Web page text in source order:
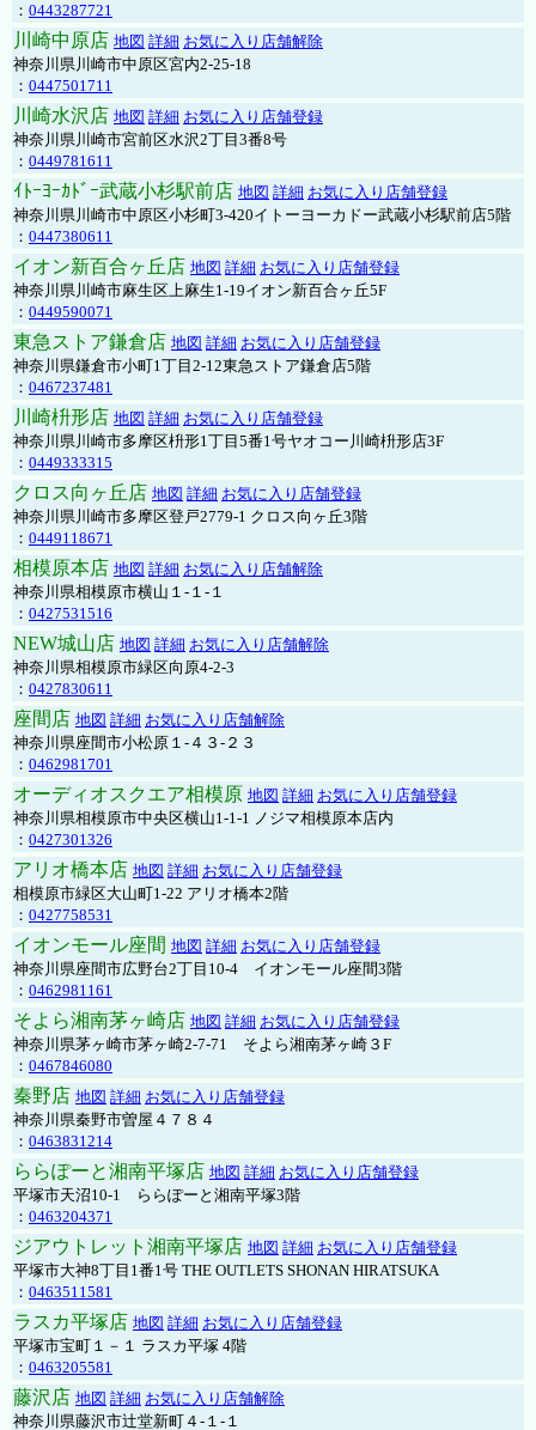
： 0443287721
川崎中原店 地図 詳細 お気に入り店舗解除
神奈川県川崎市中原区宮内2-25-18
： 0447501711
川崎水沢店 地図 詳細 お気に入り店舗登録
神奈川県川崎市宮前区水沢2丁目3番8号
： 0449781611
ｲﾄｰﾖｰｶﾄﾞｰ武蔵小杉駅前店 地図 詳細 お気に入り店舗登録
神奈川県川崎市中原区小杉町3-420イトーヨーカドー武蔵小杉駅前店5階
： 0447380611
イオン新百合ヶ丘店 地図 詳細 お気に入り店舗登録
神奈川県川崎市麻生区上麻生1-19イオン新百合ヶ丘5F
： 0449590071
東急ストア鎌倉店 地図 詳細 お気に入り店舗登録
神奈川県鎌倉市小町1丁目2-12東急ストア鎌倉店5階
： 0467237481
川崎枡形店 地図 詳細 お気に入り店舗登録
神奈川県川崎市多摩区枡形1丁目5番1号ヤオコー川崎枡形店3F
： 0449333315
クロス向ヶ丘店 地図 詳細 お気に入り店舗登録
神奈川県川崎市多摩区登戸2779-1 クロス向ヶ丘3階
： 0449118671
相模原本店 地図 詳細 お気に入り店舗解除
神奈川県相模原市横山１-１-１
： 0427531516
NEW城山店 地図 詳細 お気に入り店舗解除
神奈川県相模原市緑区向原4-2-3
： 0427830611
座間店 地図 詳細 お気に入り店舗解除
神奈川県座間市小松原１-４３-２３
： 0462981701
オーディオスクエア相模原 地図 詳細 お気に入り店舗登録
神奈川県相模原市中央区横山1-1-1 ノジマ相模原本店内
： 0427301326
アリオ橋本店 地図 詳細 お気に入り店舗登録
相模原市緑区大山町1-22 アリオ橋本2階
： 0427758531
イオンモール座間 地図 詳細 お気に入り店舗登録
神奈川県座間市広野台2丁目10-4 イオンモール座間3階
： 0462981161
そよら湘南茅ヶ崎店 地図 詳細 お気に入り店舗登録
神奈川県茅ヶ崎市茅ヶ崎2‐7‐71 そよら湘南茅ヶ崎３F
： 0467846080
秦野店 地図 詳細 お気に入り店舗登録
神奈川県秦野市曽屋４７８４
： 0463831214
ららぽーと湘南平塚店 地図 詳細 お気に入り店舗登録
平塚市天沼10-1 ららぽーと湘南平塚3階
： 0463204371
ジアウトレット湘南平塚店 地図 詳細 お気に入り店舗登録
平塚市大神8丁目1番1号 THE OUTLETS SHONAN HIRATSUKA
： 0463511581
ラスカ平塚店 地図 詳細 お気に入り店舗登録
平塚市宝町１－１ ラスカ平塚 4階
： 0463205581
藤沢店 地図 詳細 お気に入り店舗解除
神奈川県藤沢市辻堂新町４-１-１